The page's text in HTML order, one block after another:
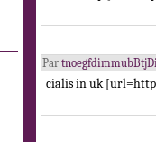
Par
cialis in uk